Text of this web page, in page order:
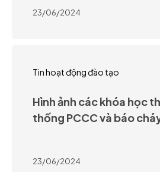
23/06/2024
Tin hoạt động đào tạo
Hình ảnh các khóa học
thống PCCC và báo
23/06/2024